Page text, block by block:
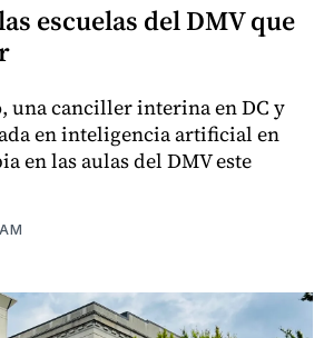
escuelas del DMV que
canciller interina en DC y
en inteligencia artificial en
en las aulas del DMV este